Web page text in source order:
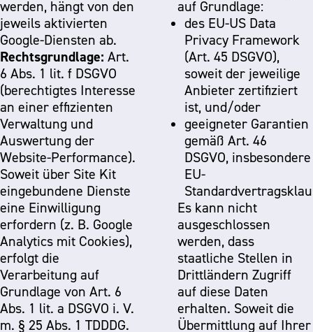
werden, hängt von den
jeweils aktivierten
Google-Diensten ab.
Rechtsgrundlage: Art.
6 Abs. 1 lit. f DSGVO
(berechtigtes Interesse
an einer effizienten
Verwaltung und
Auswertung der
Website-Performance).
Soweit über Site Kit
eingebundene Dienste
eine Einwilligung
erfordern (z. B. Google
Analytics mit Cookies),
erfolgt die
Verarbeitung auf
Grundlage von Art. 6
Abs. 1 lit. a DSGVO i. V.
m. § 25 Abs. 1 TDDDG.
auf Grundlage:
des EU-US Data
Privacy Framework
(Art. 45 DSGVO),
soweit der jeweilige
Anbieter zertifiziert
ist, und/oder
geeigneter Garantien
gemäß Art. 46
DSGVO, insbesondere
EU-
Es kann nicht
ausgeschlossen
werden, dass
staatliche Stellen in
Drittländern Zugriff
auf diese Daten
erhalten. Soweit die
Übermittlung auf Ihrer